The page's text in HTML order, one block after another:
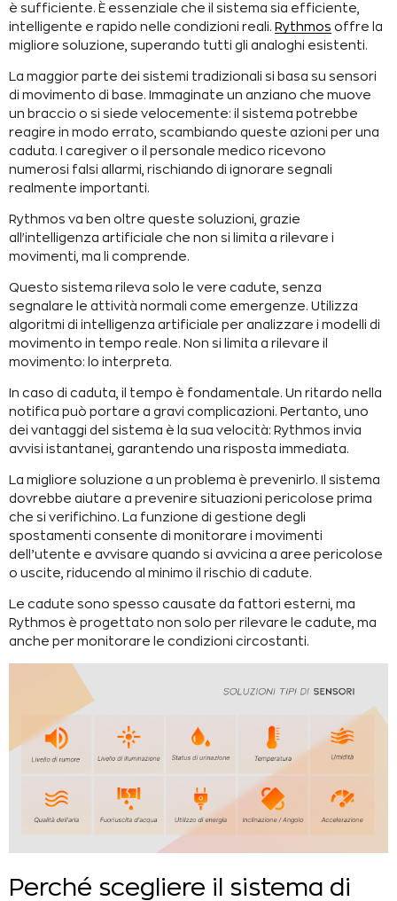
è sufficiente. È essenziale che il sistema sia efficiente,
intelligente e rapido nelle condizioni reali. Rythmos offre la
migliore soluzione, superando tutti gli analoghi esistenti.
La maggior parte dei sistemi tradizionali si basa su sensori
di movimento di base. Immaginate un anziano che muove
un braccio o si siede velocemente: il sistema potrebbe
reagire in modo errato, scambiando queste azioni per una
caduta. I caregiver o il personale medico ricevono
numerosi falsi allarmi, rischiando di ignorare segnali
realmente importanti.
Rythmos va ben oltre queste soluzioni, grazie
all'intelligenza artificiale che non si limita a rilevare i
movimenti, ma li comprende.
Questo sistema rileva solo le vere cadute, senza
segnalare le attività normali come emergenze. Utilizza
algoritmi di intelligenza artificiale per analizzare i modelli di
movimento in tempo reale. Non si limita a rilevare il
movimento: lo interpreta.
In caso di caduta, il tempo è fondamentale. Un ritardo nella
notifica può portare a gravi complicazioni. Pertanto, uno
dei vantaggi del sistema è la sua velocità: Rythmos invia
avvisi istantanei, garantendo una risposta immediata.
La migliore soluzione a un problema è prevenirlo. Il sistema
dovrebbe aiutare a prevenire situazioni pericolose prima
che si verifichino. La funzione di gestione degli
spostamenti consente di monitorare i movimenti
dell’utente e avvisare quando si avvicina a aree pericolose
o uscite, riducendo al minimo il rischio di cadute.
Le cadute sono spesso causate da fattori esterni, ma
Rythmos è progettato non solo per rilevare le cadute, ma
anche per monitorare le condizioni circostanti.
Perché scegliere il sistema di